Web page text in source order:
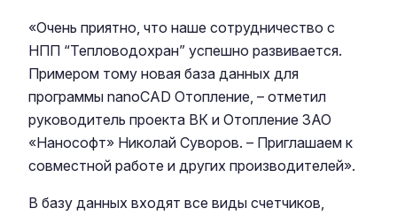
«Очень приятно, что наше сотрудничество с
НПП “Тепловодохран” успешно развивается.
Примером тому новая база данных для
программы nanoCAD Отопление, – отметил
руководитель проекта ВК и Отопление ЗАО
«Нанософт» Николай Суворов. – Приглашаем к
совместной работе и других производителей».
В базу данных входят все виды счетчиков,